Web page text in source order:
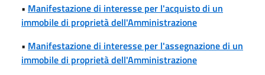
• Manifestazione di interesse per l'acquisto di un
immobile di proprietà dell'Amministrazione
• Manifestazione di interesse per l'assegnazione di un
immobile di proprietà dell'Amministrazione